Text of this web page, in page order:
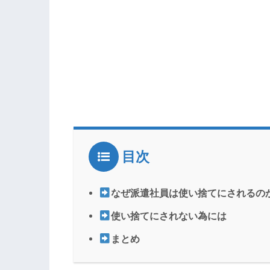
目次
なぜ派遣社員は使い捨てにされるの
使い捨てにされない為には
まとめ